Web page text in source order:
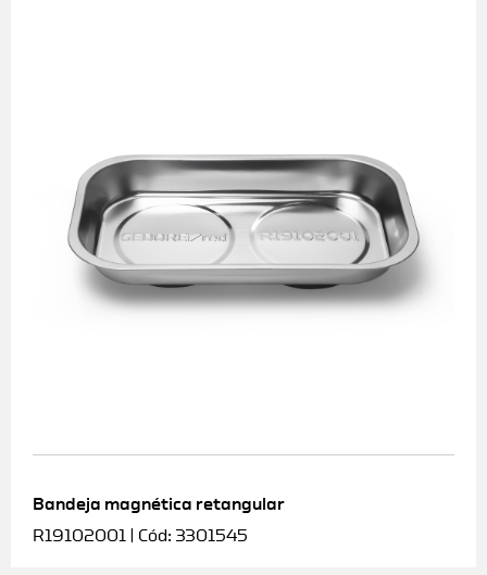
Bandeja magnética retangular
R19102001 | Cód: 3301545